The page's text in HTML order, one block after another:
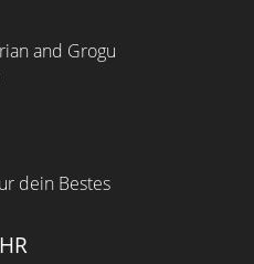
and Grogu
dein Bestes